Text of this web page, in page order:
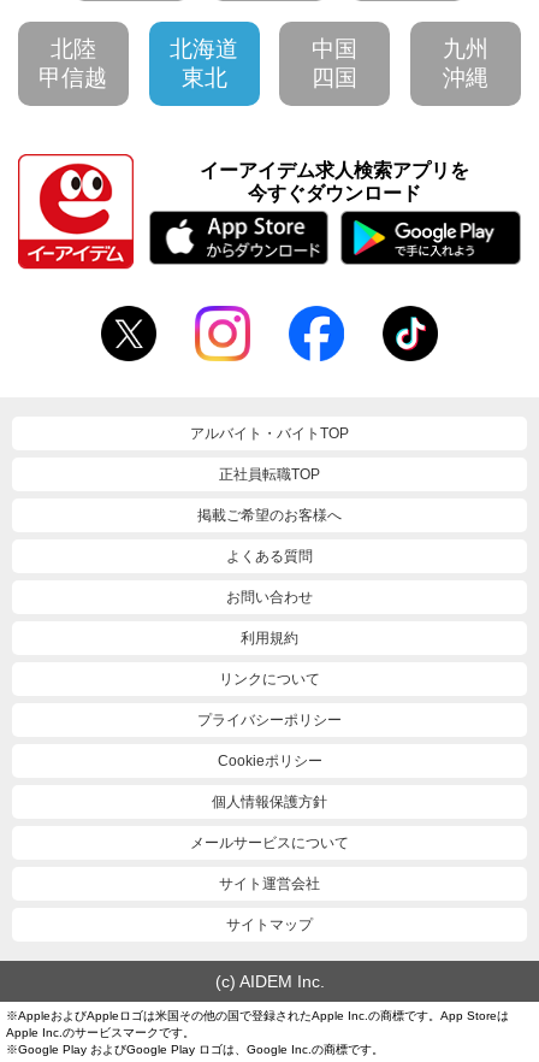
北陸
甲信越
北海道
東北
中国
四国
九州
沖縄
イーアイデム求人検索アプリを
今すぐダウンロード
アルバイト・バイトTOP
正社員転職TOP
掲載ご希望のお客様へ
よくある質問
お問い合わせ
利用規約
リンクについて
プライバシーポリシー
Cookieポリシー
個人情報保護方針
メールサービスについて
サイト運営会社
サイトマップ
(c) AIDEM Inc.
※AppleおよびAppleロゴは米国その他の国で登録されたApple Inc.の商標です。App Storeは
Apple Inc.のサービスマークです。
※Google Play およびGoogle Play ロゴは、Google Inc.の商標です。